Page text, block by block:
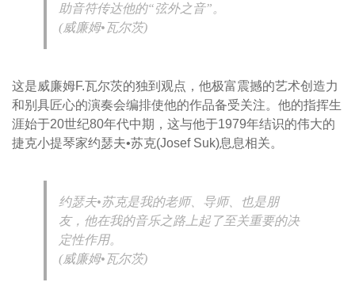
助音符传达他的“弦外之音”。
(威廉姆•瓦尔茨)
这是威廉姆F.瓦尔茨的独到观点，他极富震撼的艺术创造力
和别具匠心的演奏会编排使他的作品备受关注。他的指挥生
涯始于20世纪80年代中期，这与他于1979年结识的伟大的
捷克小提琴家约瑟夫•苏克(Josef Suk)息息相关。
约瑟夫•苏克是我的老师、导师、也是朋
友，他在我的音乐之路上起了至关重要的决
定性作用。
(威廉姆•瓦尔茨)